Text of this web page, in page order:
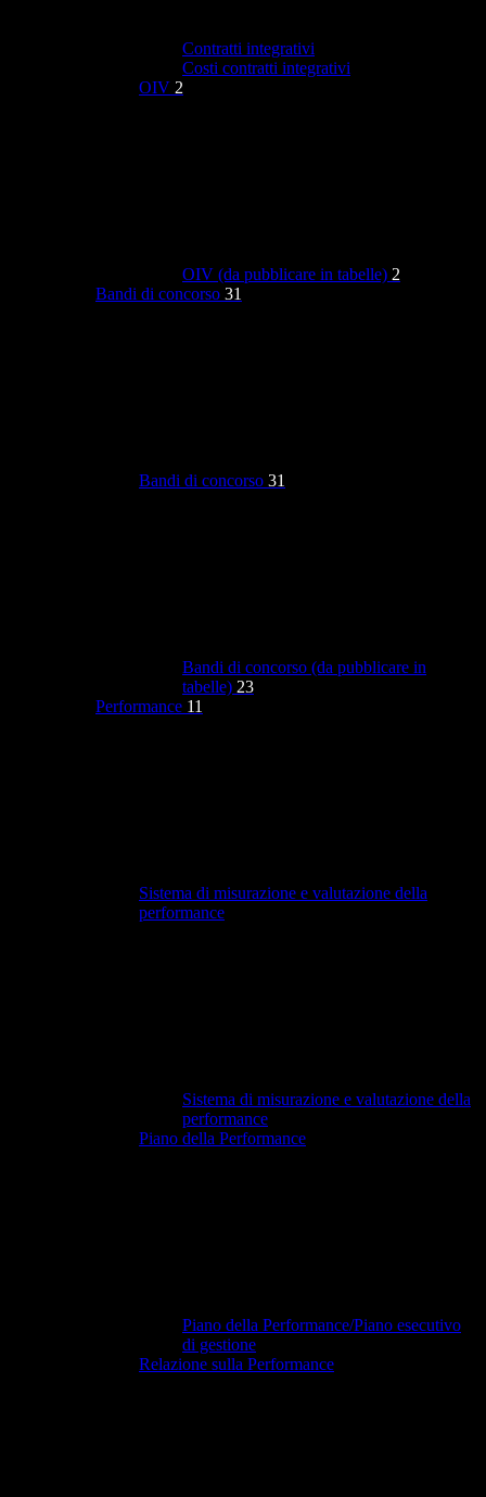
Contratti integrativi
Costi contratti integrativi
OIV 2
OIV (da pubblicare in tabelle) 2
Bandi di concorso 31
Bandi di concorso 31
Bandi di concorso (da pubblicare in
tabelle) 23
Performance 11
Sistema di misurazione e valutazione della
performance
Sistema di misurazione e valutazione della
performance
Piano della Performance
Piano della Performance/Piano esecutivo
di gestione
Relazione sulla Performance